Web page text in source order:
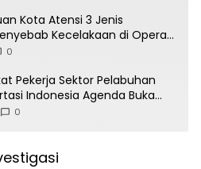
Kota Atensi 3 Jenis
Kecelakaan di Operasi
2025
0
Pekerja Sektor Pelabuhan
Indonesia Agenda Buka
0